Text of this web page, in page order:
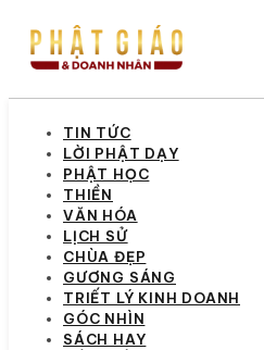
TIN TỨC
LỜI PHẬT DẠY
PHẬT HỌC
THIỀN
VĂN HÓA
LỊCH SỬ
CHÙA ĐẸP
GƯƠNG SÁNG
TRIẾT LÝ KINH DOANH
GÓC NHÌN
SÁCH HAY